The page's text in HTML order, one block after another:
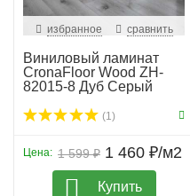
избранное сравнить
Виниловый ламинат
CronaFloor Wood ZH-
82015-8 Дуб Серый
(1)
1 599 ₽
Цена: 1 460 ₽/м2
Купить